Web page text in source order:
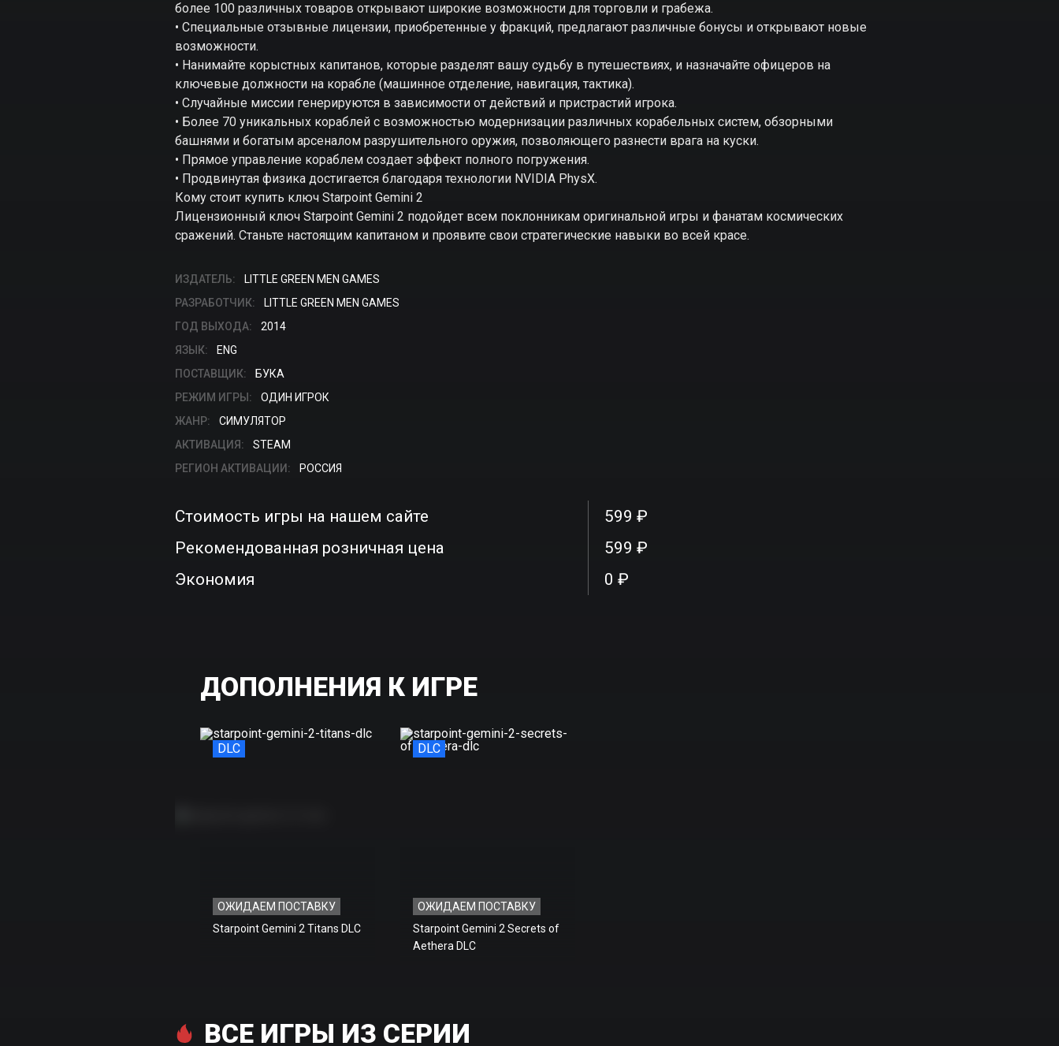
более 100 различных товаров открывают широкие возможности для торговли и грабежа.
• Специальные отзывные лицензии, приобретенные у фракций, предлагают различные бонусы и открывают новые
возможности.
• Нанимайте корыстных капитанов, которые разделят вашу судьбу в путешествиях, и назначайте офицеров на
ключевые должности на корабле (машинное отделение, навигация, тактика).
• Случайные миссии генерируются в зависимости от действий и пристрастий игрока.
• Более 70 уникальных кораблей с возможностью модернизации различных корабельных систем, обзорными
башнями и богатым арсеналом разрушительного оружия, позволяющего разнести врага на куски.
• Прямое управление кораблем создает эффект полного погружения.
• Продвинутая физика достигается благодаря технологии NVIDIA PhysX.
Кому стоит купить ключ Starpoint Gemini 2
Лицензионный ключ Starpoint Gemini 2 подойдет всем поклонникам оригинальной игры и фанатам космических
сражений. Станьте настоящим капитаном и проявите свои стратегические навыки во всей красе.
ИЗДАТЕЛЬ:
LITTLE GREEN MEN GAMES
РАЗРАБОТЧИК:
LITTLE GREEN MEN GAMES
ГОД ВЫХОДА:
2014
ЯЗЫК:
ENG
ПОСТАВЩИК:
БУКА
РЕЖИМ ИГРЫ:
ОДИН ИГРОК
ЖАНР:
СИМУЛЯТОР
АКТИВАЦИЯ:
STEAM
РЕГИОН АКТИВАЦИИ:
РОССИЯ
Стоимость игры на нашем сайте
599 ₽
Рекомендованная розничная цена
599 ₽
Экономия
0 ₽
ДОПОЛНЕНИЯ К ИГРЕ
DLC
ОЖИДАЕМ ПОСТАВКУ
Starpoint Gemini 2 Titans DLC
DLC
ОЖИДАЕМ ПОСТАВКУ
Starpoint Gemini 2 Secrets of
Aethera DLC
ВСЕ ИГРЫ ИЗ СЕРИИ